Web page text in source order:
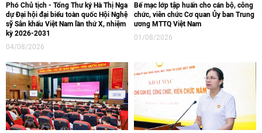
Phó Chủ tịch - Tổng Thư ký Hà Thị Nga
dự Đại hội đại biểu toàn quốc Hội Nghệ
sỹ Sân khấu Việt Nam lần thứ X, nhiệm
kỳ 2026-2031
04/08/2026
Bế mạc lớp tập huấn cho cán bộ, công
chức, viên chức Cơ quan Ủy ban Trung
ương MTTQ Việt Nam
01/08/2026